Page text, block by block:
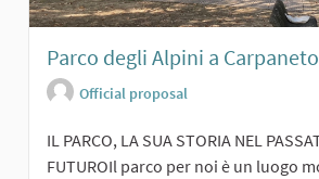
Parco degli Alpini a Carpaneto
Official proposal
IL PARCO, LA SUA STORIA NEL
FUTUROIl parco per noi è un luogo